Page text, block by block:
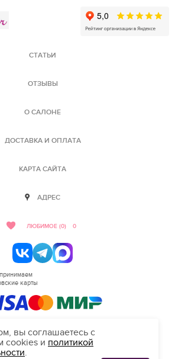
СТАТЬИ
ОТЗЫВЫ
О САЛОНЕ
ДОСТАВКА И ОПЛАТА
КАРТА САЙТА
АДРЕС
ЛЮБИМОЕ (0) 0
карты
LOVE.RU
вы соглашаетесь с
cookies и политикой
.